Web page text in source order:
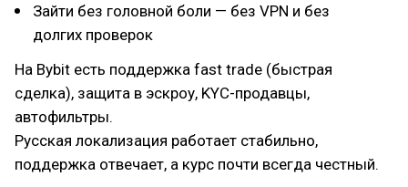
Зайти без головной боли — без VPN и без
долгих проверок
На Bybit есть поддержка fast trade (быстрая
сделка), защита в эскроу, KYC-продавцы,
автофильтры.
Русская локализация работает стабильно,
поддержка отвечает, а курс почти всегда честный.